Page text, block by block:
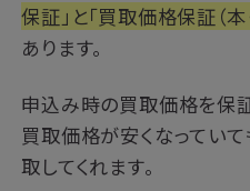
保証」と「買取価格保証（
あります。
申込み時の買取価格を保
買取価格が安くなってい
取してくれます。